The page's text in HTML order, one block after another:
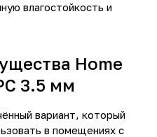
влагостойкость и
Home
3.5 мм
вариант, который
в помещениях с